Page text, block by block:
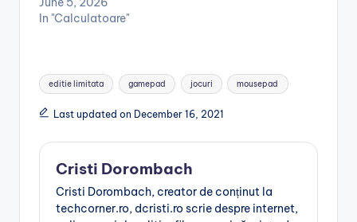
In "Calculatoare"
Tags:
editie limitata gamepad jocuri mousepad
Last updated on December 16, 2021
Cristi Dorombach
Cristi Dorombach, creator de conținut la
techcorner.ro, dcristi.ro scrie despre internet,